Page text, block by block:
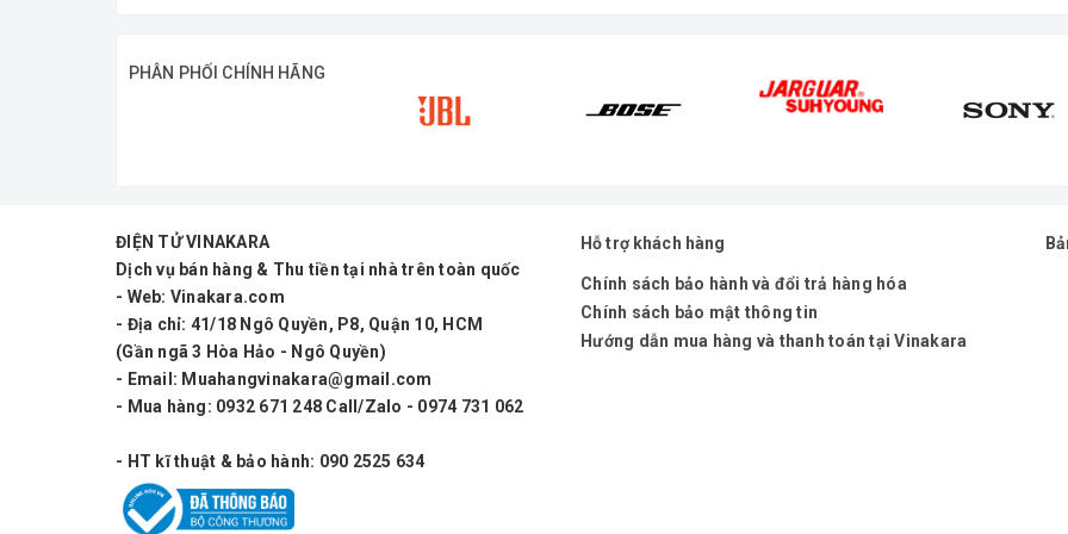
PHÂN PHỐI CHÍNH HÃNG
ĐIỆN TỬ VINAKARA
Dịch vụ bán hàng & Thu tiền tại nhà trên toàn quốc
- Web: Vinakara.com
- Địa chỉ: 41/18 Ngô Quyền, P8, Quận 10, HCM
(Gần ngã 3 Hòa Hảo - Ngô Quyền)
- Email: Muahangvinakara@gmail.com
- Mua hàng: 0932 671 248 Call/Zalo - 0974 731 062
- HT kĩ thuật & bảo hành: 090 2525 634
Hỗ trợ khách hàng
Chính sách bảo hành và đổi trả hàng hóa
Chính sách bảo mật thông tin
Hướng dẫn mua hàng và thanh toán tại Vinakara